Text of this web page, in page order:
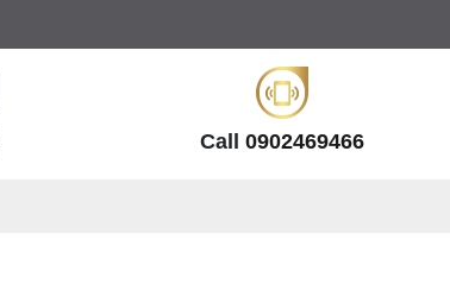
Call 0902469466